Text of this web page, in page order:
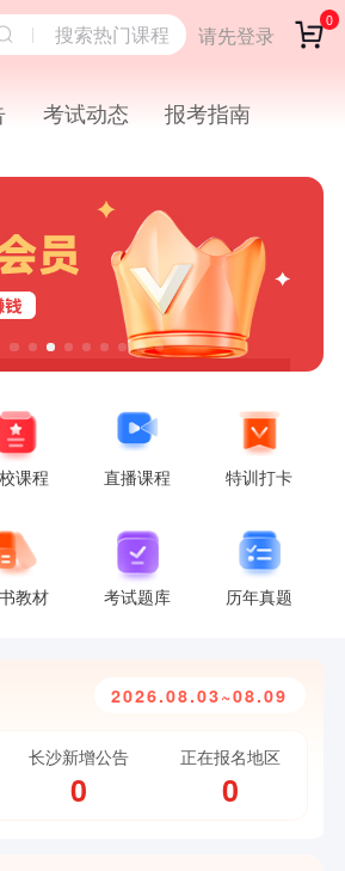
搜索热门课程 请先登录
0
考试动态 报考指南
课程 直播课程 特训打卡
教材 考试题库 历年真题
2026.08.03~08.09
长沙新增公告
0
正在报名地区
0